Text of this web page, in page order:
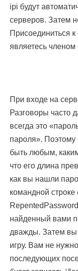
ipi будут
серверов. Затем
Присоединиться
являетесь членом
При входе на
Разговоры часто
всегда это
пароля». Поэтому
быть любым,
что его длина
как вы нашли
командной строке
найденный вами
дважды. Затем вы
игру. Вам не
последующих